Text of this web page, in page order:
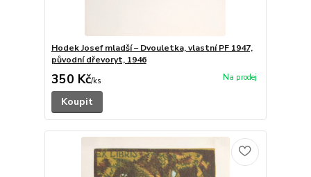
Hodek Josef mladší – Dvouletka, vlastní PF 1947,
původní dřevoryt, 1946
350 Kč/ks
Koupit